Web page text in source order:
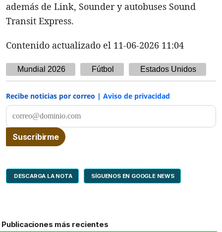
además de Link, Sounder y autobuses Sound
Transit Express.
Contenido actualizado el 11-06-2026 11:04
Mundial 2026 Fútbol Estados Unidos
Recibe noticias por correo | Aviso de privacidad
DESCARGA LA NOTA SÍGUENOS EN GOOGLE NEWS
Publicaciones más recientes